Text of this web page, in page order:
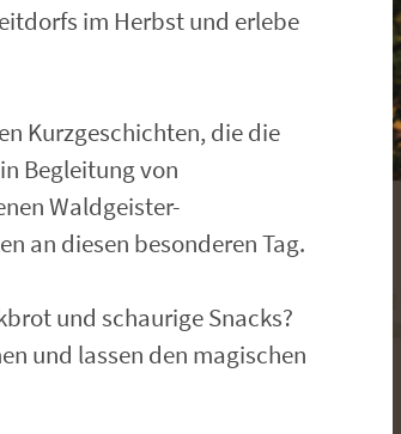
im Herbst und erlebe
Kurzgeschichten, die die
Begleitung von
Waldgeister-
an diesen besonderen Tag.
und schaurige Snacks?
und lassen den magischen